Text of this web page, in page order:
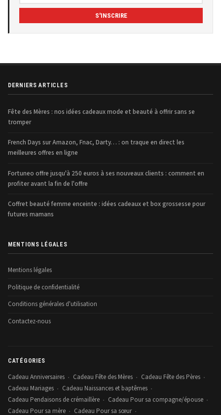
S'INSCRIRE
DERNIERS ARTICLES
Fête des Mères : nos idées cadeaux mode et beauté à offrir sans se
tromper
French Days sur Amazon, Fnac, Darty… : on traque en direct les
meilleures offres en ligne
Fortuneo offre jusqu'à 250 euros à ses nouveaux clients : comment en
profiter avant la fin de l'offre
Coffret beauté femme enceinte : idées cadeaux et box grossesse pour
futures mamans
MENTIONS LÉGALES
Mentions légales
Politique de confidentialité
Conditions générales d'utilisation
Contactez-nous
CATÉGORIES
Cadeau Anniversaires • Cadeau Fête des Mères • Cadeau Fête des Pères •
Cadeau Mariages • Cadeau Naissances et baptêmes •
Cadeau Pendaisons de crémaillère • Cadeau Pour sa compagne/épouse •
Cadeau Pour sa mère • Cadeau Pour sa sœur •